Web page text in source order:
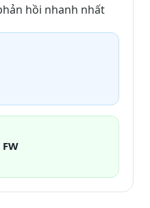
hồi nhanh nhất